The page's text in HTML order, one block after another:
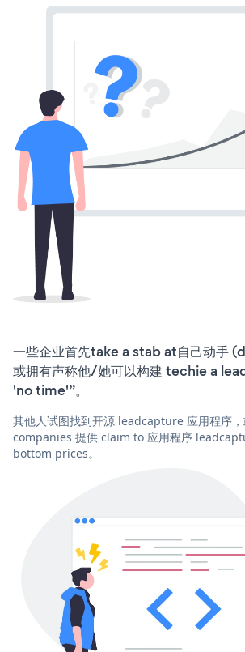
一些企业首先take a stab at自己动手
或拥有声称他/她可以构建 techie a
'no time'”。
其他人试图找到开源 leadcapture 应用程序
companies 提供 claim to 应用程序
bottom prices。